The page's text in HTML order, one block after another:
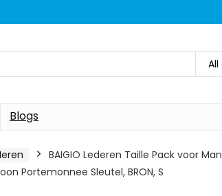
Blogs
BAIGIO Lederen Taille Pack voor
Portemonnee Sleutel, BRON, S